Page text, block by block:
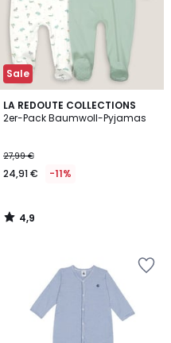
Sale
LA REDOUTE COLLECTIONS
2er-Pack Baumwoll-Pyjamas
27,99 €
24,91 € -11%
4,9
/ 5
4,9
/